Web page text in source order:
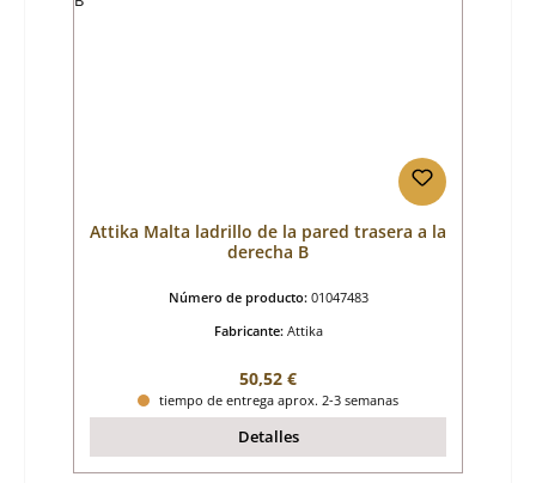
Attika Malta ladrillo de la pared trasera a la
derecha B
Número de producto: 01047483
Fabricante: Attika
Precio normal:
50,52 €
tiempo de entrega aprox. 2-3 semanas
Detalles